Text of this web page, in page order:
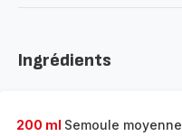
gamme
Ingrédients
200 ml Semoule moyenne